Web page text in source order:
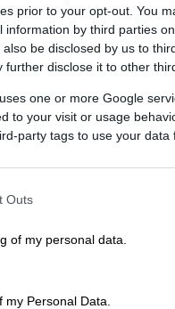
prior to your opt-out. You
by third parties
be disclosed by us to
further disclose it to other
one or more Google
to your visit or usage
party tags to use your
Outs
of my personal data.
Personal Data.
(9/6) στην
πουακόμα δεν
ήταν τόσο
επίσης ζημιές
εκεί κοντά.
για 25.000